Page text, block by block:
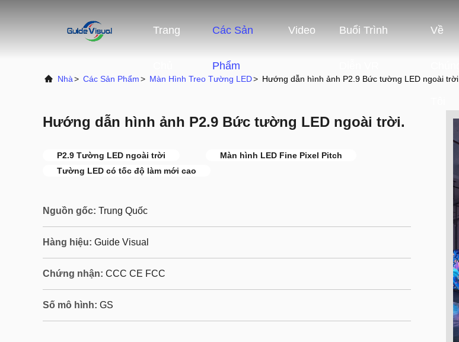
Trang Các Sản
Phẩm
Video Buổi Trình Về
Nhà> Các Sản Phẩm> Màn Hình Treo Tường LED> Hướng dẫn hình ảnh P2.9 Bức tường LED ngoài trời.
Hướng dẫn hình ảnh P2.9 Bức tường LED ngoài trời.
P2.9 Tường LED ngoài trời
Màn hình LED Fine Pixel Pitch
Tường LED có tốc độ làm mới cao
Nguồn gốc: Trung Quốc
Hàng hiệu: Guide Visual
Chứng nhận: CCC CE FCC
Số mô hình: GS